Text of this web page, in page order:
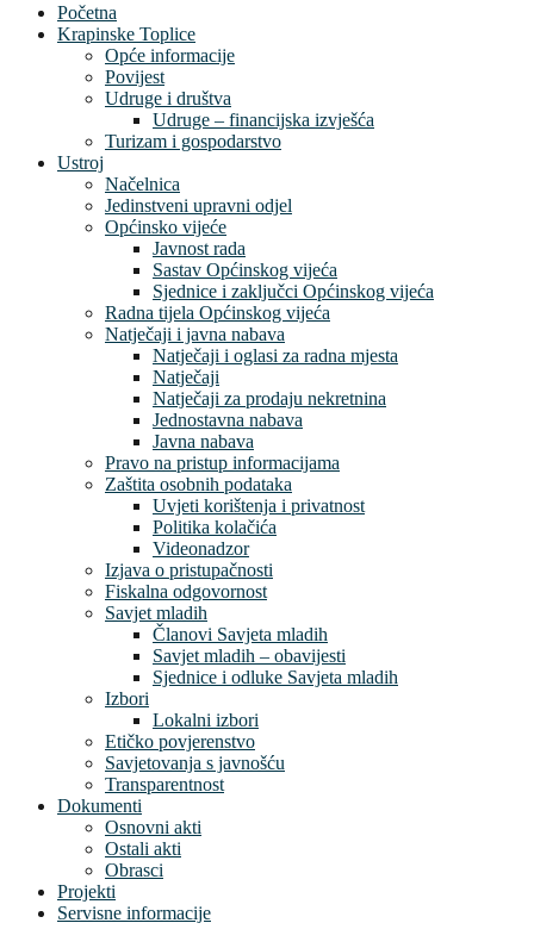
Početna
Krapinske Toplice
Opće informacije
Povijest
Udruge i društva
Udruge – financijska izvješća
Turizam i gospodarstvo
Ustroj
Načelnica
Jedinstveni upravni odjel
Općinsko vijeće
Javnost rada
Sastav Općinskog vijeća
Sjednice i zaključci Općinskog vijeća
Radna tijela Općinskog vijeća
Natječaji i javna nabava
Natječaji i oglasi za radna mjesta
Natječaji
Natječaji za prodaju nekretnina
Jednostavna nabava
Javna nabava
Pravo na pristup informacijama
Zaštita osobnih podataka
Uvjeti korištenja i privatnost
Politika kolačića
Videonadzor
Izjava o pristupačnosti
Fiskalna odgovornost
Savjet mladih
Članovi Savjeta mladih
Savjet mladih – obavijesti
Sjednice i odluke Savjeta mladih
Izbori
Lokalni izbori
Etičko povjerenstvo
Savjetovanja s javnošću
Transparentnost
Dokumenti
Osnovni akti
Ostali akti
Obrasci
Projekti
Servisne informacije